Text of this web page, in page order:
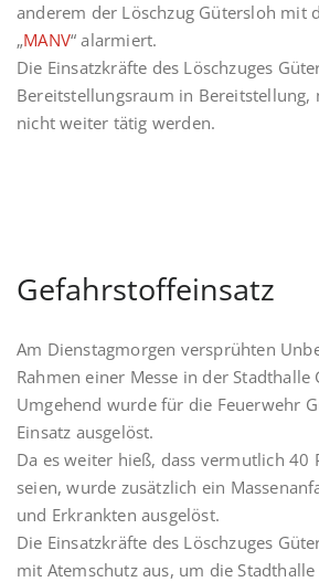
anderem der Löschzug Gütersloh mit
„MANV“ alarmiert.
Die Einsatzkräfte des Löschzuges
Bereitstellungsraum in Bereitstellung,
nicht weiter tätig werden.
Gefahrstoffeinsatz
Am Dienstagmorgen versprühten
Rahmen einer Messe in der Stadthalle
Umgehend wurde für die Feuerwehr
Einsatz ausgelöst.
Da es weiter hieß, dass vermutlich 40
seien, wurde zusätzlich ein
und Erkrankten ausgelöst.
Die Einsatzkräfte des Löschzuges
mit Atemschutz aus, um die